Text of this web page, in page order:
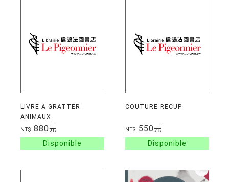
LIVRE A GRATTER -
ANIMAUX
NT$ 880元
COUTURE RECUP
NT$ 550元